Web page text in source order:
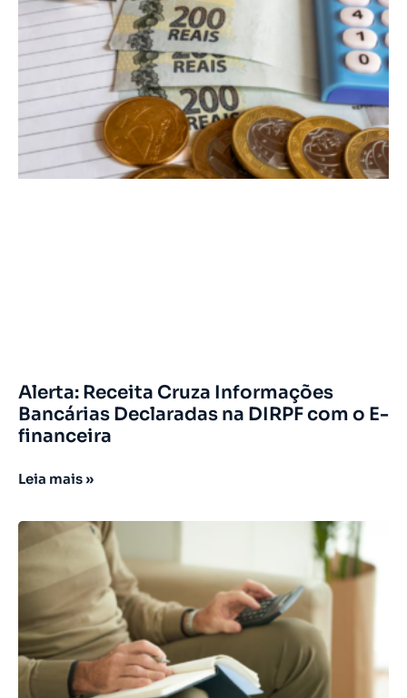
Alerta: Receita Cruza Informações
Bancárias Declaradas na DIRPF com o E-
financeira
Leia mais »